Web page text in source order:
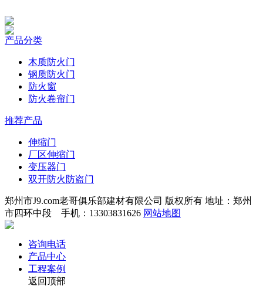
产品分类
木质防火门
钢质防火门
防火窗
防火卷帘门
推荐产品
伸缩门
厂区伸缩门
变压器门
双开防火防盗门
郑州市J9.com老哥俱乐部建材有限公司 版权所有 地址：郑州
市四环中段 手机：13303831626 网站地图
咨询电话
产品中心
工程案例
返回顶部